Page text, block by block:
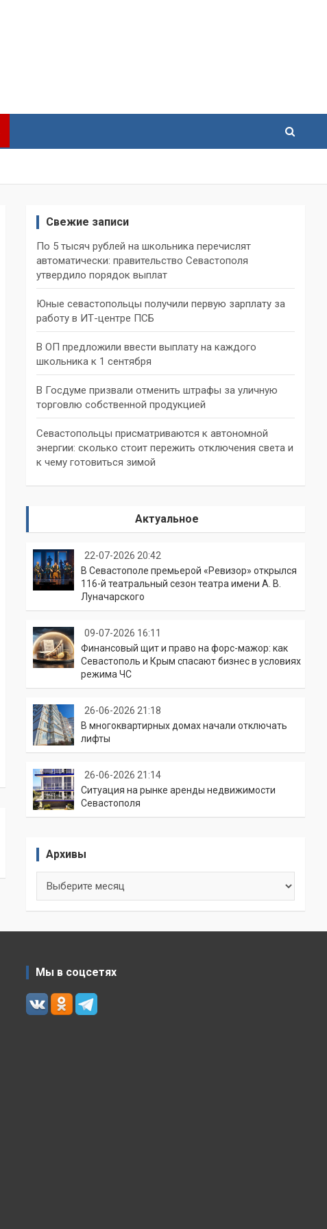
Свежие записи
По 5 тысяч рублей на школьника перечислят
автоматически: правительство Севастополя
утвердило порядок выплат
Юные севастопольцы получили первую зарплату за
работу в ИТ-центре ПСБ
В ОП предложили ввести выплату на каждого
школьника к 1 сентября
В Госдуме призвали отменить штрафы за уличную
торговлю собственной продукцией
Севастопольцы присматриваются к автономной
энергии: сколько стоит пережить отключения света и
к чему готовиться зимой
Актуальное
22-07-2026 20:42
В Севастополе премьерой «Ревизор» открылся
116-й театральный сезон театра имени А. В.
Луначарского
09-07-2026 16:11
Финансовый щит и право на форс-мажор: как
Севастополь и Крым спасают бизнес в условиях
режима ЧС
26-06-2026 21:18
В многоквартирных домах начали отключать
лифты
26-06-2026 21:14
Ситуация на рынке аренды недвижимости
Севастополя
Архивы
Мы в соцсетях